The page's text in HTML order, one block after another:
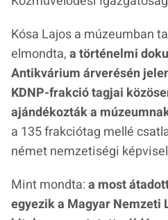
Kósa Lajos a múzeumban
elmondta,a történelmi
Antikvárium árverésén
KDNP-frakció tagjai
ajándékozták a
a 135 frakciótag mellé
német nemzetiségi
Mint mondta:a most
egyezik a Magyar Nemzeti